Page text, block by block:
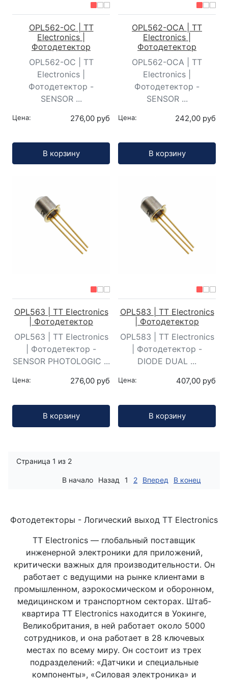
OPL562-OC | TT
Electronics |
Фотодетектор
OPL562-OC | TT
Electronics |
Фотодетектор -
SENSOR ...
Цена: 276,00 руб
В корзину
OPL562-OCA | TT
Electronics |
Фотодетектор
OPL562-OCA | TT
Electronics |
Фотодетектор -
SENSOR ...
Цена: 242,00 руб
В корзину
OPL563 | TT Electronics
| Фотодетектор
OPL563 | TT Electronics
| Фотодетектор -
SENSOR PHOTOLOGIC ...
Цена: 276,00 руб
В корзину
OPL583 | TT Electronics
| Фотодетектор
OPL583 | TT Electronics
| Фотодетектор -
DIODE DUAL ...
Цена: 407,00 руб
В корзину
Страница 1 из 2
В начало Назад 1 2 Вперед В конец
Фотодетекторы - Логический выход TT Electronics
TT Electronics — глобальный поставщик
инженерной электроники для приложений,
критически важных для производительности. Он
работает с ведущими на рынке клиентами в
промышленном, аэрокосмическом и оборонном,
медицинском и транспортном секторах. Штаб-
квартира TT Electronics находится в Уокинге,
Великобритания, в ней работает около 5000
сотрудников, и она работает в 28 ключевых
местах по всему миру. Он состоит из трех
подразделений: «Датчики и специальные
компоненты», «Силовая электроника» и